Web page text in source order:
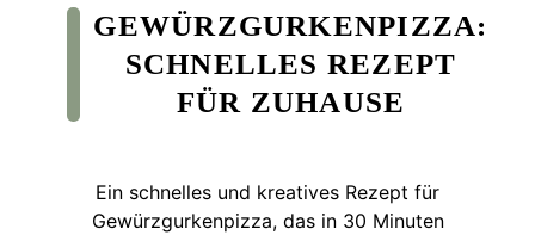
GEWÜRZGURKENPIZZA:
SCHNELLES REZEPT
FÜR ZUHAUSE
Ein schnelles und kreatives Rezept für
Gewürzgurkenpizza, das in 30 Minuten